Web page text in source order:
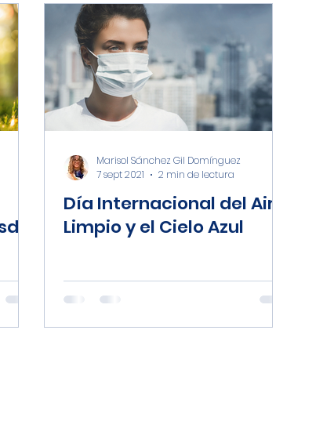
Evangelización Familia
Desarrollo Humano
Día Internacional del Aire
Limpio y el Cielo Azul
Marisol Sánchez Gil Domínguez
7 sept 2021
2 min de lectura